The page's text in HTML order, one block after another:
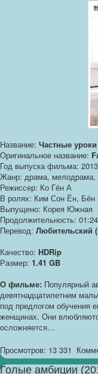
Название: Частные уроки
Оригинальное название:
Год выпуска фильма: 2013
Жанр: драма, мелодрама,
Режиссер: Ко Гён А
В ролях: Ким Сон Ён,
Выпущено: Корея Южная
Продолжительность:
Перевод: Любительский
Качество: HDRip
Размер: 1.41 GB
О фильме: Популярный
девятнадцатилетним
под предлогом обучения
женщинах. Они
осложняется…
Просмотров: 13 331
Голые амбиции